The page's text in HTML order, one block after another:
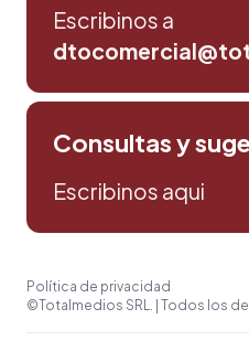
Escribinos a
Consultas y
Escribinos aqui
Política de privacidad
©Totalmedios SRL. | Todos los